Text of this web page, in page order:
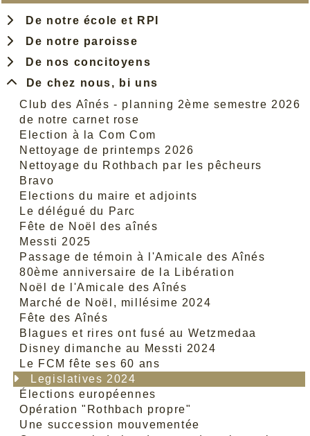
De notre école et RPI
De notre paroisse
De nos concitoyens
De chez nous, bi uns
Club des Aînés - planning 2ème semestre 2026
de notre carnet rose
Election à la Com Com
Nettoyage de printemps 2026
Nettoyage du Rothbach par les pêcheurs
Bravo
Elections du maire et adjoints
Le délégué du Parc
Fête de Noël des aînés
Messti 2025
Passage de témoin à l'Amicale des Aînés
80ème anniversaire de la Libération
Noël de l'Amicale des Aînés
Marché de Noël, millésime 2024
Fête des Aînés
Blagues et rires ont fusé au Wetzmedaa
Disney dimanche au Messti 2024
Le FCM fête ses 60 ans
Legislatives 2024
Élections européennes
Opération "Rothbach propre"
Une succession mouvementée